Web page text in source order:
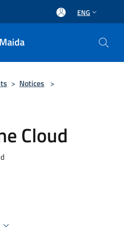
ENG
> Notices >
Cloud